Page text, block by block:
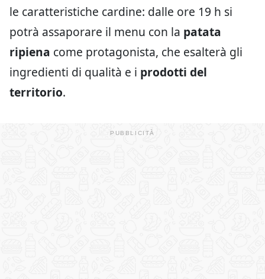
le caratteristiche cardine: dalle ore 19 h si
potrà assaporare il menu con la patata
ripiena come protagonista, che esalterà gli
ingredienti di qualità e i prodotti del
territorio.